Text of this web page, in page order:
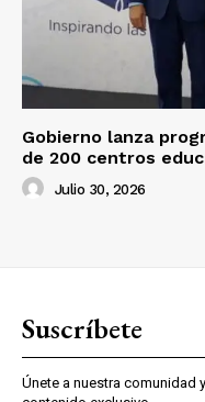
Gobierno lanza
de 200 centros
Julio 30, 2026
Suscríbete
Únete a nuestra comunidad